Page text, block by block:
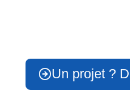
Un projet ?